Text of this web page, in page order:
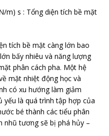
m) s : Tổng diện tích bề mặt
tích bề mặt càng lớn bao
bấy nhiêu và năng lượng
phân cách pha. Một hệ
mặt nhiệt động học và
có xu hướng làm giảm
là quá trình tập hợp của
bé thành các tiểu phân
nhũ tương sẽ bị phá hủy –